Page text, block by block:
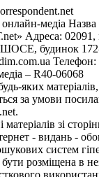
медіа
Адреса: 02091,
будинок 172-
Телефон:
– R40-06068
яких
за умови
зі
- видань -
систем
розміщена в